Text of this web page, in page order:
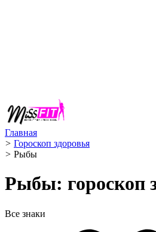
Главная
> Гороскоп здоровья
> Рыбы ️
Рыбы: гороскоп
Все знаки